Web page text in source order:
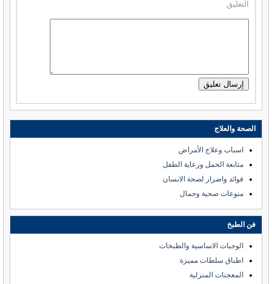
التعليق
الصحة والعلاج
اسباب وعلاج الأمراض
متابعة الحمل ورعاية الطفل
فوائد واضرار لصحة الانسان
منوعات صحية وجمال
فن الطبخ
الوجبات الاساسية والطبخات
اطباق سلطات مميزة
المعجنات المنزلية